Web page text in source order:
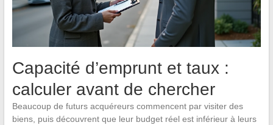
Capacité d’emprunt et taux :
calculer avant de chercher
Beaucoup de futurs acquéreurs commencent par visiter des
biens, puis découvrent que leur budget réel est inférieur à leurs